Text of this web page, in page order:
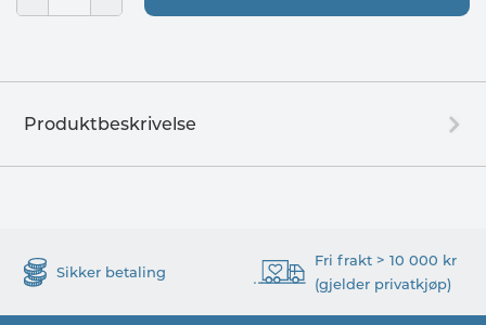
Produktbeskrivelse
Sikker betaling
Fri frakt > 10 000 kr
(gjelder privatkjøp)